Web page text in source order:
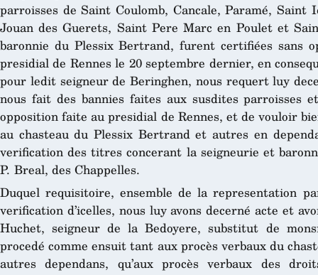
parroisses de Saint Coulomb, Cancale, Paramé,
Jouan des Guerets, Saint Pere Marc en Poulet et
baronnie du Plessix Bertrand, furent certifiées sans
presidial de Rennes le 20 septembre dernier, en
pour ledit seigneur de Beringhen, nous requert luy
nous fait des bannies faites aux susdites parroisses
opposition faite au presidial de Rennes, et de vouloir
au chasteau du Plessix Bertrand et autres en
verification des titres concerant la seigneurie et
P. Breal, des Chappelles.
Duquel requisitoire, ensemble de la representation
verification d’icelles, nous luy avons decerné acte et
Huchet, seigneur de la Bedoyere, substitut de
procedé comme ensuit tant aux procès verbaux du
autres dependans, qu’aux procès verbaux des